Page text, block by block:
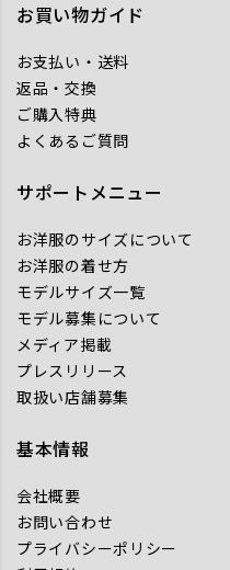
お買い物ガイド
お支払い・送料
返品・交換
ご購入特典
よくあるご質問
サポートメニュー
お洋服のサイズについて
お洋服の着せ方
モデルサイズ一覧
モデル募集について
メディア掲載
プレスリリース
取扱い店舗募集
基本情報
会社概要
お問い合わせ
プライバシーポリシー